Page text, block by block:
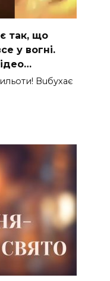
так, що
у вoгні.
Вuбухає